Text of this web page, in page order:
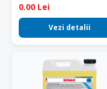
0.00 Lei
Vezi detalii